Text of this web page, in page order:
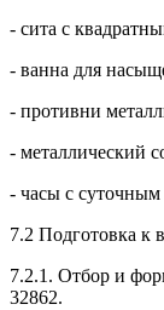
- сита с
- ванна для
- противни
- металлический
- часы с
7.2 Подготовка
7.2.1. Отбор и
32862.